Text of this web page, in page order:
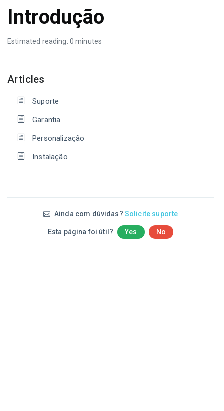
Introdução
Estimated reading: 0 minutes
Articles
Suporte
Garantia
Personalização
Instalação
Ainda com dúvidas? Solicite suporte
Esta página foi útil? Yes No